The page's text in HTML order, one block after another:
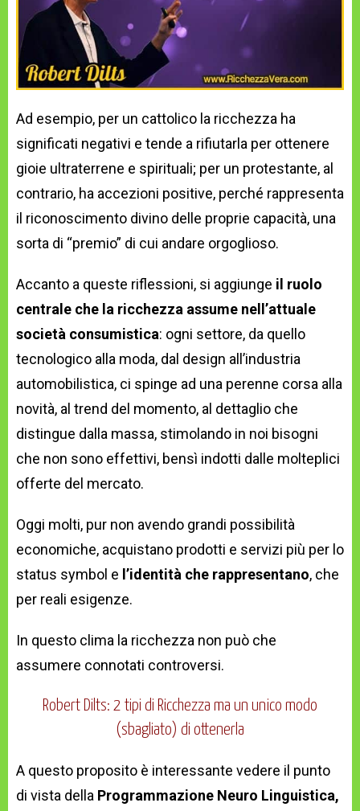
Ad esempio, per un cattolico la ricchezza ha
significati negativi e tende a rifiutarla per ottenere
gioie ultraterrene e spirituali; per un protestante, al
contrario, ha accezioni positive, perché rappresenta
il riconoscimento divino delle proprie capacità, una
sorta di “premio” di cui andare orgoglioso.
Accanto a queste riflessioni, si aggiunge il ruolo
centrale che la ricchezza assume nell’attuale
società consumistica: ogni settore, da quello
tecnologico alla moda, dal design all’industria
automobilistica, ci spinge ad una perenne corsa alla
novità, al trend del momento, al dettaglio che
distingue dalla massa, stimolando in noi bisogni
che non sono effettivi, bensì indotti dalle molteplici
offerte del mercato.
Oggi molti, pur non avendo grandi possibilità
economiche, acquistano prodotti e servizi più per lo
status symbol e l’identità che rappresentano, che
per reali esigenze.
In questo clima la ricchezza non può che
assumere connotati controversi.
Robert Dilts: 2 tipi di Ricchezza ma un unico modo
(sbagliato) di ottenerla
A questo proposito è interessante vedere il punto
di vista della Programmazione Neuro Linguistica,